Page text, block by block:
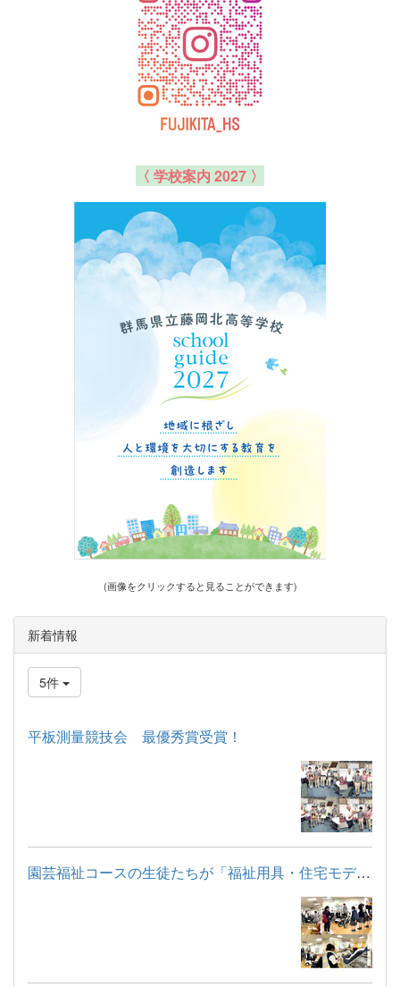
〈 学校案内 2027 〉
(画像をクリックすると見ることができます)
新着情報
5件
平板測量競技会 最優秀賞受賞！
園芸福祉コースの生徒たちが「福祉用具・住宅モデルルーム見学」...